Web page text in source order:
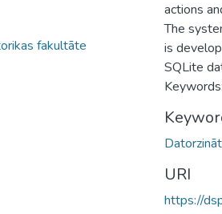
fakultāte
actions
The
is
SQLite
URI
https://